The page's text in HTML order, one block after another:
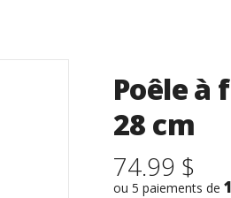
Poêle à
28 cm
74.99 $
ou 5 paiements de